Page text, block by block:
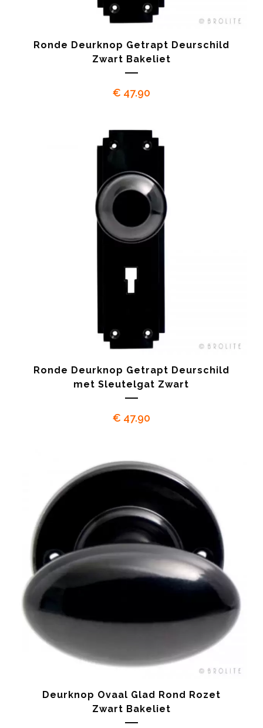
Ronde Deurknop Getrapt Deurschild
Zwart Bakeliet
€ 47.90
Ronde Deurknop Getrapt Deurschild
met Sleutelgat Zwart
€ 47.90
Deurknop Ovaal Glad Rond Rozet
Zwart Bakeliet